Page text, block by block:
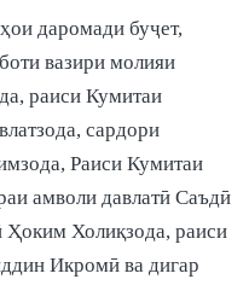
даромади буҷет,
вазири молияи
раиси Кумитаи
сардори
Раиси Кумитаи
амволи давлатӣ Саъдӣ
Холиқзода, раиси
Икромӣ ва дигар